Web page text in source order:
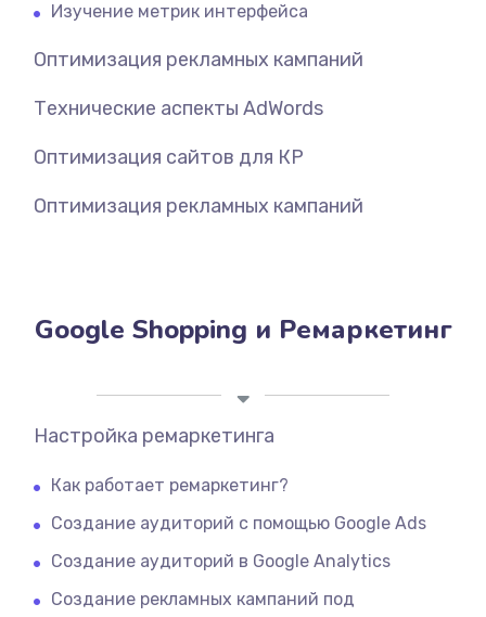
Изучение метрик интерфейса
Оптимизация рекламных кампаний
Технические аспекты AdWords
Оптимизация сайтов для КР
Оптимизация рекламных кампаний
Google Shopping и Ремаркетинг
Настройка ремаркетинга
Как работает ремаркетинг?
Создание аудиторий с помощью Google Ads
Создание аудиторий в Google Analytics
Создание рекламных кампаний под